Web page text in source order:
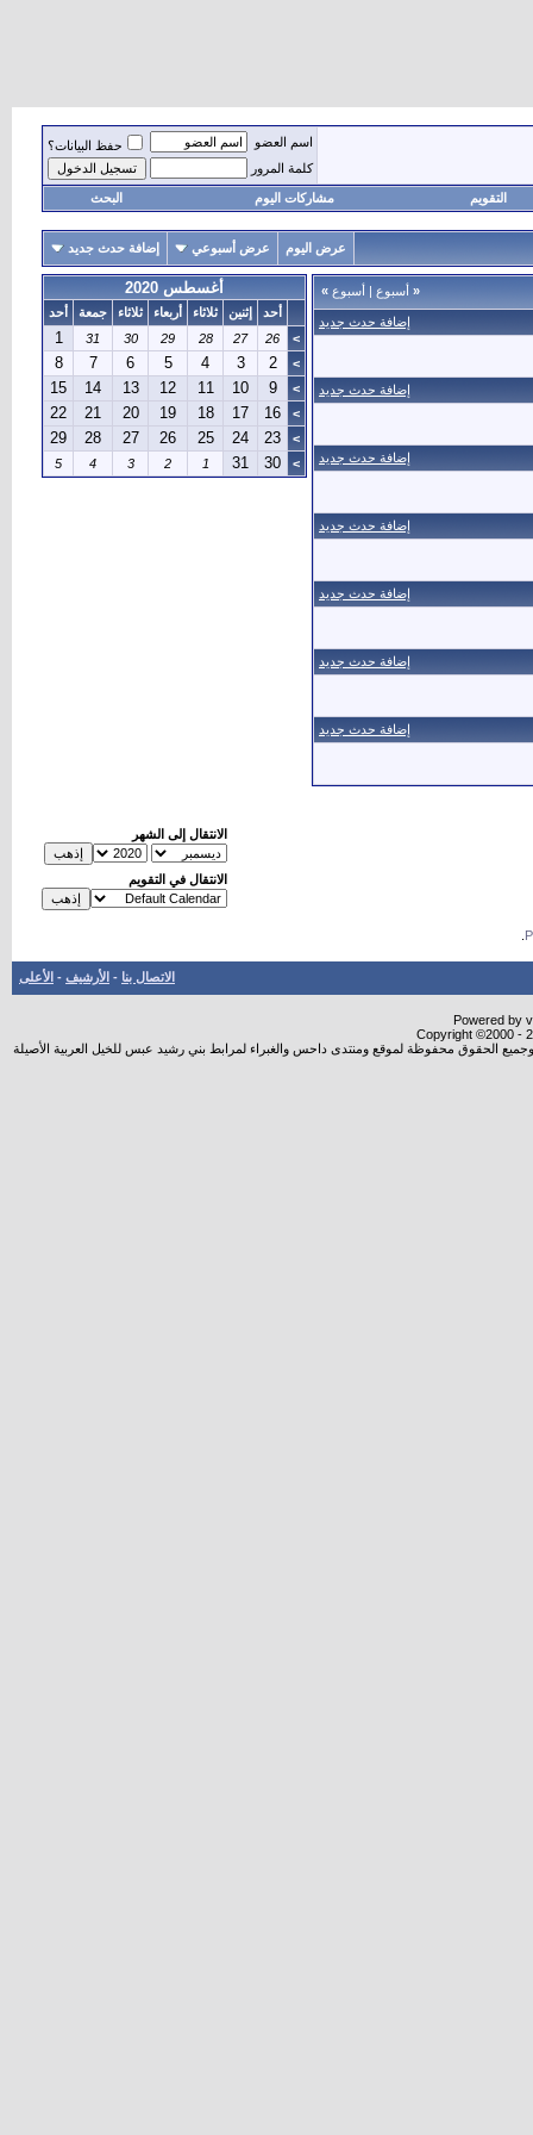
اسم العضو
حفظ البيانات؟
كلمة المرور
التقويم مشاركات اليوم البحث
عرض اليوم عرض أسبوعي إضافة حدث جديد
« أسبوع | أسبوع »
إضافة حدث جديد
إضافة حدث جديد
إضافة حدث جديد
إضافة حدث جديد
إضافة حدث جديد
إضافة حدث جديد
إضافة حدث جديد
أغسطس 2020
أحد إثنين ثلاثاء أربعاء ثلاثاء جمعة
أحد
>
26
27
28
29
30
31
1
>
2
3
4
5
6
7
8
>
9
10
11
12
13
14
15
>
16
17
18
19
20
21
22
>
23
24
25
26
27
28
29
>
30
31
1
2
3
4
5
الانتقال إلى الشهر
الانتقال في التقويم
الاتصال بنا - الأرشيف - الأعلى
Powered by
Copyright ©2000 -
الحقوق محفوظة لموقع ومنتدى داحس والغبراء لمرابط بني رشيد عبس للخيل العربية الأصيلة